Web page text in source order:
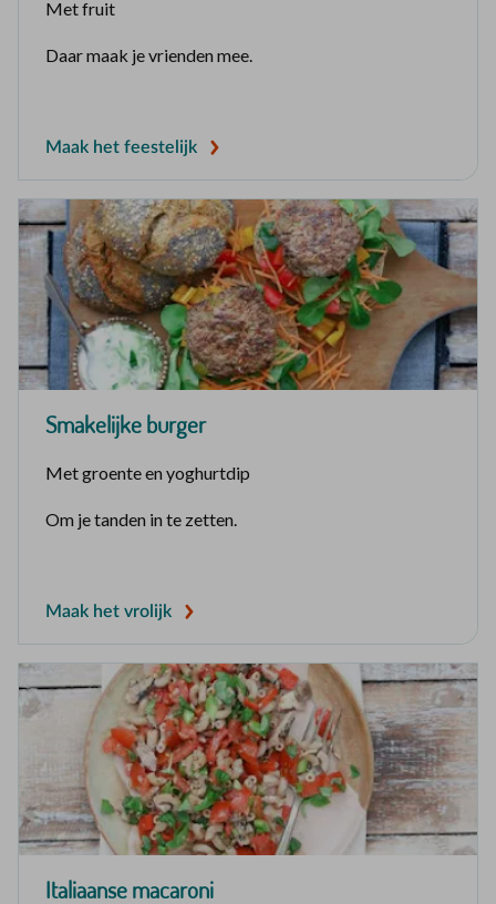
Met fruit
Daar maak je vrienden mee.
Maak het feestelijk
Smakelijke burger
Met groente en yoghurtdip
Om je tanden in te zetten.
Maak het vrolijk
Italiaanse macaroni